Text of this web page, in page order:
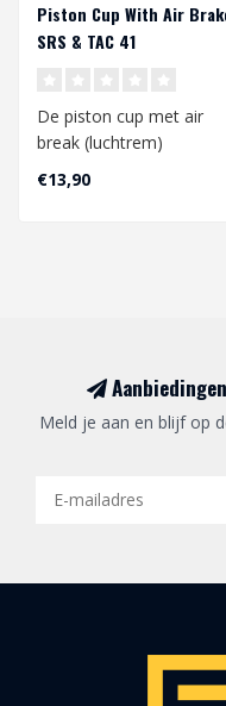
Piston Cup With Air
SRS & TAC 41
De piston cup met air
break (luchtrem)
onderbreekt de
luchtstroom voordat de
€13,90
Meld je aan en blijf op